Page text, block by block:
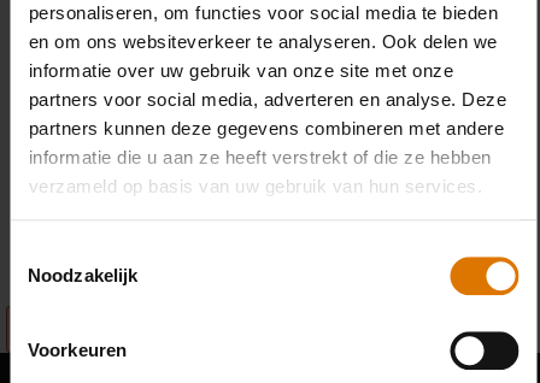
personaliseren, om functies voor social media te bieden
en om ons websiteverkeer te analyseren. Ook delen we
informatie over uw gebruik van onze site met onze
partners voor social media, adverteren en analyse. Deze
partners kunnen deze gegevens combineren met andere
informatie die u aan ze heeft verstrekt of die ze hebben
verzameld op basis van uw gebruik van hun services.
Noodzakelijk
Voorkeuren
De Grill Academy Haaglanden wordt geleid door eigenaar en Grill Master
Jurre Zwagemakers, ondersteund door een team van professionele
grillmasters, gastvrouwen en assistenten. Zij verzorgen door heel
Nederland workshops, demo’s en cateringopdrachten.